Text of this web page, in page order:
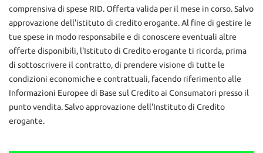
comprensiva di spese RID. Offerta valida per il mese in corso. Salvo
approvazione dell'istituto di credito erogante. Al fine di gestire le
tue spese in modo responsabile e di conoscere eventuali altre
offerte disponibili, l'Istituto di Credito erogante ti ricorda, prima
di sottoscrivere il contratto, di prendere visione di tutte le
condizioni economiche e contrattuali, facendo riferimento alle
Informazioni Europee di Base sul Credito ai Consumatori presso il
punto vendita. Salvo approvazione dell'Instituto di Credito
erogante.